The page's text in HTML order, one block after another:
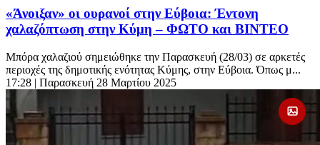
«Άνοιξαν» οι ουρανοί στην Εύβοια: Έντονη
χαλαζόπτωση στην Κύμη – ΦΩΤΟ και ΒΙΝΤΕΟ
Μπόρα χαλαζιού σημειώθηκε την Παρασκευή (28/03) σε αρκετές
περιοχές της δημοτικής ενότητας Κύμης, στην Εύβοια. Όπως μ...
17:28 | Παρασκευή 28 Μαρτίου 2025